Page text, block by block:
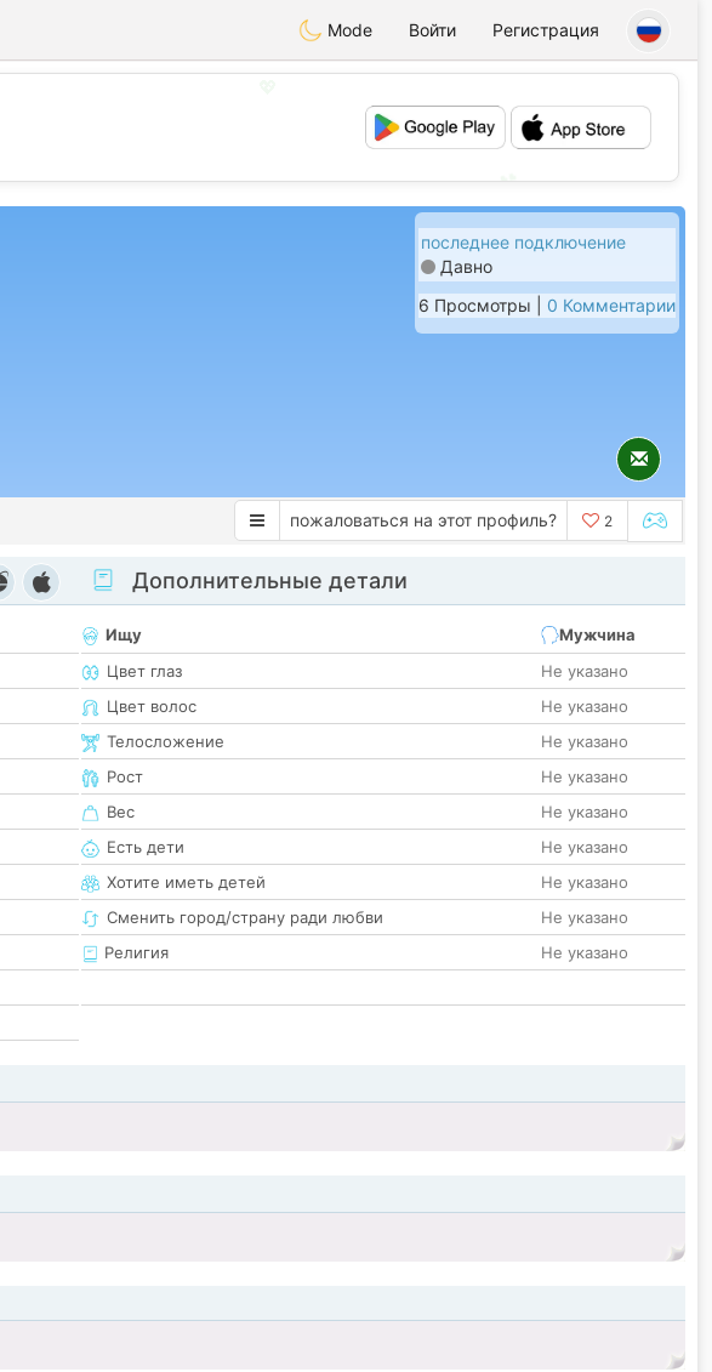
Mode Войти Регистрация
последнее подключение
Давно
6 Просмотры | 0 Комментарии
пожаловаться на этот профиль? 2
Дополнительные детали
Ищу
Мужчина
Цвет глаз
Не указано
Цвет волос
Не указано
Телосложение
Не указано
Рост
Не указано
Вес
Не указано
Есть дети
Не указано
Хотите иметь детей
Не указано
Сменить город/страну ради любви
Не указано
Религия
Не указано